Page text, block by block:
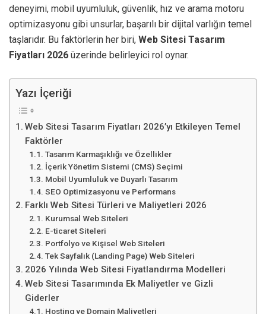
deneyimi, mobil uyumluluk, güvenlik, hız ve arama motoru
optimizasyonu gibi unsurlar, başarılı bir dijital varlığın temel
taşlarıdır. Bu faktörlerin her biri, Web Sitesi Tasarım
Fiyatları 2026 üzerinde belirleyici rol oynar.
Yazı İçeriği
Web Sitesi Tasarım Fiyatları 2026’yı Etkileyen Temel
Faktörler
Tasarım Karmaşıklığı ve Özellikler
İçerik Yönetim Sistemi (CMS) Seçimi
Mobil Uyumluluk ve Duyarlı Tasarım
SEO Optimizasyonu ve Performans
Farklı Web Sitesi Türleri ve Maliyetleri 2026
Kurumsal Web Siteleri
E-ticaret Siteleri
Portfolyo ve Kişisel Web Siteleri
Tek Sayfalık (Landing Page) Web Siteleri
2026 Yılında Web Sitesi Fiyatlandırma Modelleri
Web Sitesi Tasarımında Ek Maliyetler ve Gizli
Giderler
Hosting ve Domain Maliyetleri